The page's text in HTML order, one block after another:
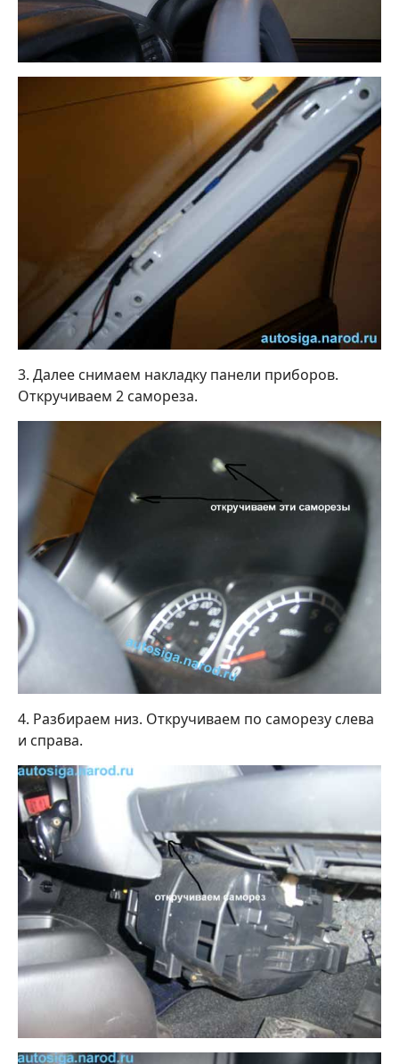
3. Далее снимаем накладку панели приборов.
Откручиваем 2 самореза.
4. Разбираем низ. Откручиваем по саморезу слева
и справа.